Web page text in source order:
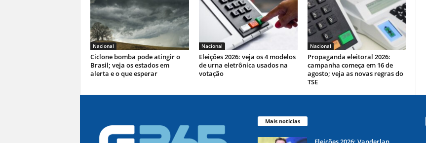
Nacional
Ciclone bomba pode atingir o
Brasil; veja os estados em
alerta e o que esperar
Nacional
Eleições 2026: veja os 4 modelos
de urna eletrônica usados na
votação
Nacional
Propaganda eleitoral 2026:
campanha começa em 16 de
agosto; veja as novas regras do
TSE
Mais notícias